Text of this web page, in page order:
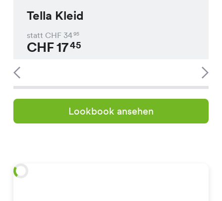
Tella Kleid
statt CHF 3495
CHF1745
Lookbook ansehen